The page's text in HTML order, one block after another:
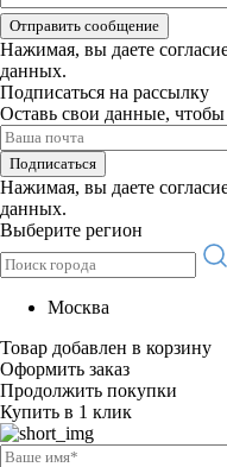
Отправить сообщение
Нажимая, вы даете
данных.
Подписаться на рассылку
Оставь свои данные,
Подписаться
Нажимая, вы даете
данных.
Выберите регион
Москва
Товар добавлен в корзину
Оформить заказ
Продолжить покупки
Купить в 1 клик